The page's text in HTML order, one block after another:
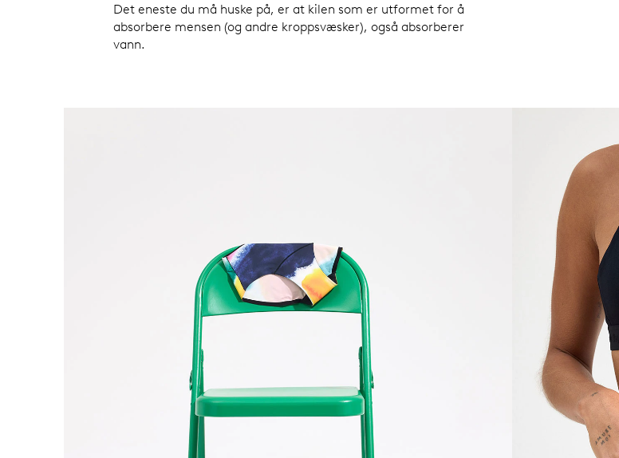
Det eneste du må huske på, er at kilen som er utformet for å
absorbere mensen (og andre kroppsvæsker), også absorberer
vann.